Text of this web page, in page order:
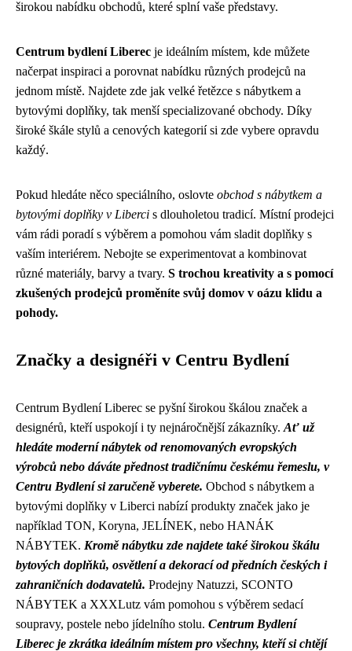
širokou nabídku obchodů, které splní vaše představy.
Centrum bydlení Liberec je ideálním místem, kde můžete
načerpat inspiraci a porovnat nabídku různých prodejců na
jednom místě. Najdete zde jak velké řetězce s nábytkem a
bytovými doplňky, tak menší specializované obchody. Díky
široké škále stylů a cenových kategorií si zde vybere opravdu
každý.
Pokud hledáte něco speciálního, oslovte obchod s nábytkem a
bytovými doplňky v Liberci s dlouholetou tradicí. Místní prodejci
vám rádi poradí s výběrem a pomohou vám sladit doplňky s
vaším interiérem. Nebojte se experimentovat a kombinovat
různé materiály, barvy a tvary. S trochou kreativity a s pomocí
zkušených prodejců proměníte svůj domov v oázu klidu a
pohody.
Značky a designéři v Centru Bydlení
Centrum Bydlení Liberec se pyšní širokou škálou značek a
designérů, kteří uspokojí i ty nejnáročnější zákazníky. Ať už
hledáte moderní nábytek od renomovaných evropských
výrobců nebo dáváte přednost tradičnímu českému řemeslu, v
Centru Bydlení si zaručeně vyberete. Obchod s nábytkem a
bytovými doplňky v Liberci nabízí produkty značek jako je
například TON, Koryna, JELÍNEK, nebo HANÁK
NÁBYTEK. Kromě nábytku zde najdete také širokou škálu
bytových doplňků, osvětlení a dekorací od předních českých i
zahraničních dodavatelů. Prodejny Natuzzi, SCONTO
NÁBYTEK a XXXLutz vám pomohou s výběrem sedací
soupravy, postele nebo jídelního stolu. Centrum Bydlení
Liberec je zkrátka ideálním místem pro všechny, kteří si chtějí